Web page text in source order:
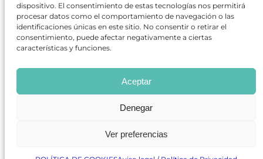
dispositivo. El consentimiento de estas tecnologías nos permitirá
procesar datos como el comportamiento de navegación o las
identificaciones únicas en este sitio. No consentir o retirar el
consentimiento, puede afectar negativamente a ciertas
características y funciones.
Aceptar
Denegar
Ver preferencias
RANKING MEJORES OBRAS
BÚSQUEDA AVANZADA DE OBRAS
Revista GODOTes una revista independiente especializada
en información sobre artes escénicas de Madrid, gratuita y
que se distribuye en espacios escénicos, además de otros
puntos de interés turístico y de ocio de la capital.